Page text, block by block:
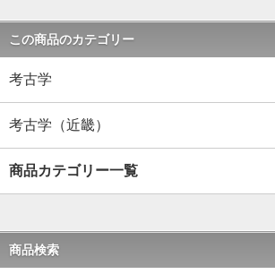
この商品のカテゴリー
考古学
考古学（近畿）
商品カテゴリー一覧
商品検索